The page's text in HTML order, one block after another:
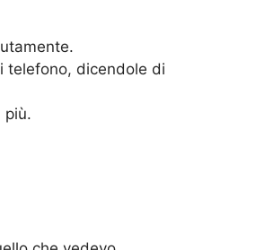
telefono, dicendole di
più.